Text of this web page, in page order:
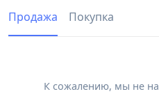
Продажа Покупка
К сожалению, мы не